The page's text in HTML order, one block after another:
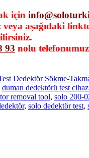
için
aşağıdaki
93 nolu
Dedektör Sökme-
duman dedektörü test
removal tool, solo 200-
, solo dedektör test,